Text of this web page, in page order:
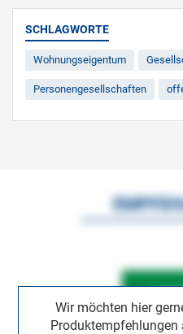
SCHLAGWORTE
Wohnungseigentum
Personengesellschaften
Wir möchten hier
Produktempfehlungen